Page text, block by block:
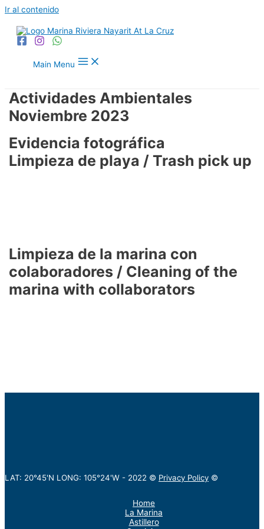
Ir al contenido
Main Menu
Actividades Ambientales
Noviembre 2023
Evidencia fotográfica
Limpieza de playa / Trash pick up
Limpieza de la marina con
colaboradores / Cleaning of the
marina with collaborators
LAT: 20°45'N LONG: 105°24'W - 2022 © Privacy Policy ©
Home
La Marina
Astillero